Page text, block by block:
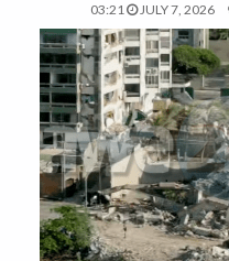
03:21 JULY 7, 2026